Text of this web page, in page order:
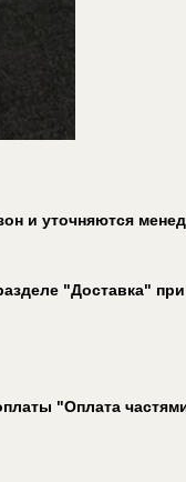
и уточняются
"Доставка"
"Оплата